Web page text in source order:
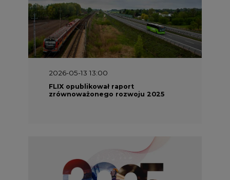
2026-05-13 13:00
FLIX opublikował raport
zrównoważonego rozwoju 2025